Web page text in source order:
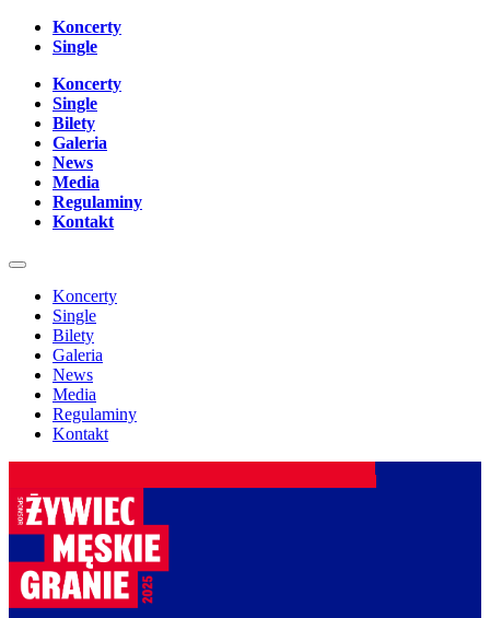
Koncerty
Single
Koncerty
Single
Bilety
Galeria
News
Media
Regulaminy
Kontakt
Koncerty
Single
Bilety
Galeria
News
Media
Regulaminy
Kontakt